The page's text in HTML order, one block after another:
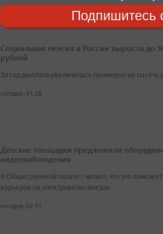
Социальная пенсия в России выросла до
рублей
За год выплата увеличилась примерно на тысячу
сегодня, 01:28
Детские площадки предложили
видеонаблюдения
В Общественной палате считают, что это
курьеров на электровелосипедах
сегодня, 02:31
Подпишитесь